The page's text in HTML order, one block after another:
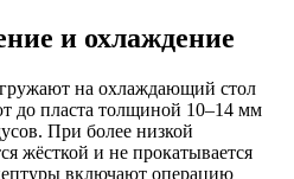
и охлаждение
на охлаждающий стол
до пласта толщиной 10–14 мм
При более низкой
жёсткой и не прокатывается
включают операцию